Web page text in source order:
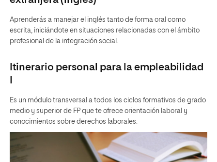
Aprenderás a manejar el inglés tanto de forma oral como
escrita, iniciándote en situaciones relacionadas con el ámbito
profesional de la integración social.
Itinerario personal para la empleabilidad
Es un módulo transversal a todos los ciclos formativos de grado
medio y superior de FP que te ofrece orientación laboral y
conocimientos sobre derechos laborales.